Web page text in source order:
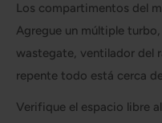
Los compartimentos del
Agregue un múltiple
wastegate, ventilador del
repente todo está cerca
Verifique el espacio libre